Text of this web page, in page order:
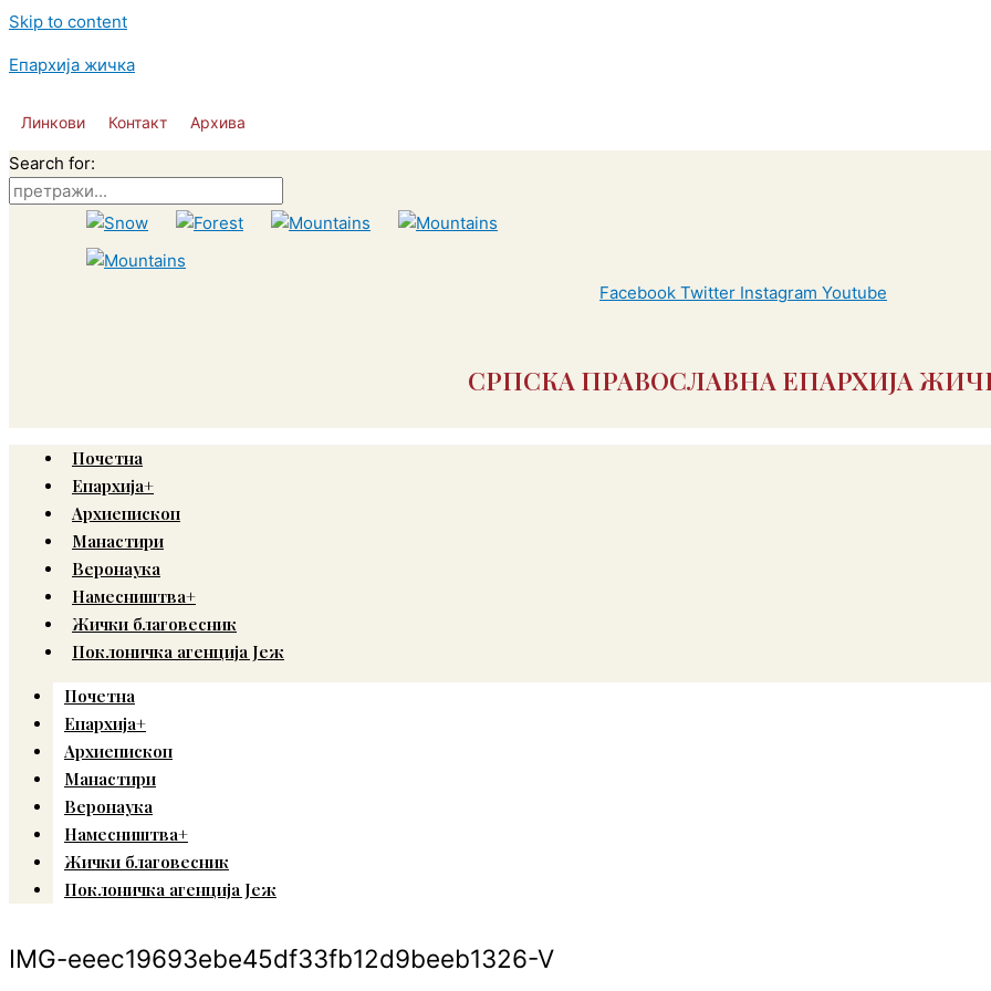
Skip to content
Епархија жичка
Линкови Контакт Архива
Search for:
Facebook Twitter Instagram Youtube
СРПСКА ПРАВОСЛАВНА ЕПАРХИЈА
Почетна
Епархија+
Архиепископ
Манастири
Веронаука
Намесништва+
Жички благовесник
Поклоничка агенција Јеж
Почетна
Епархија+
Архиепископ
Манастири
Веронаука
Намесништва+
Жички благовесник
Поклоничка агенција Јеж
IMG-eeec19693ebe45df33fb12d9beeb1326-V